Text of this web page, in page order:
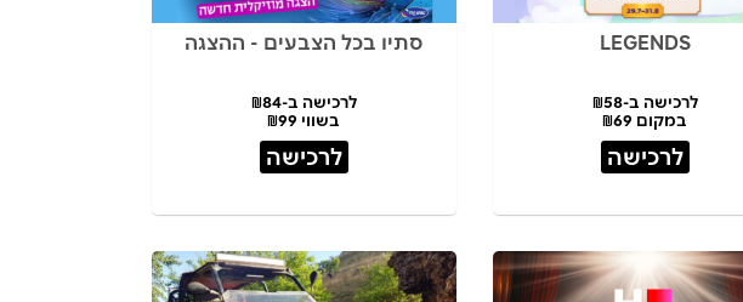
LEGENDS
לרכישה ב-₪58
במקום ₪69
לרכישה
סתיו בכל הצבעים - ההצגה
לרכישה ב-₪84
בשווי ₪99
לרכישה